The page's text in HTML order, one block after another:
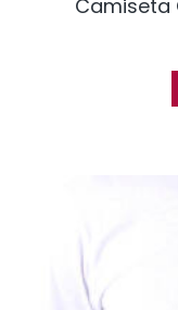
Camiseta